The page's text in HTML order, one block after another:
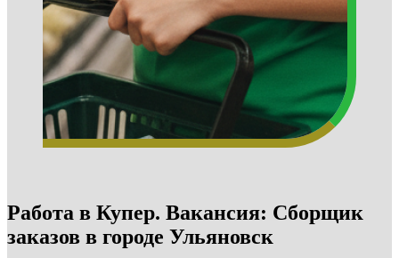
Работа в Купер. Вакансия: Сборщик
заказов в городе Ульяновск